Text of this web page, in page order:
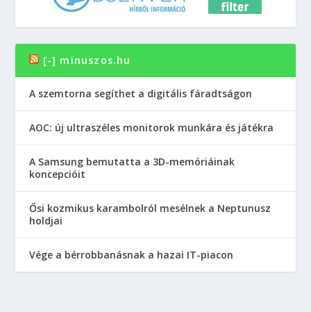
[-] minuszos.hu
A szemtorna segíthet a digitális fáradtságon
AOC: új ultraszéles monitorok munkára és játékra
A Samsung bemutatta a 3D-memóriáinak
koncepcióit
Ősi kozmikus karambolról mesélnek a Neptunusz
holdjai
Vége a bérrobbanásnak a hazai IT-piacon